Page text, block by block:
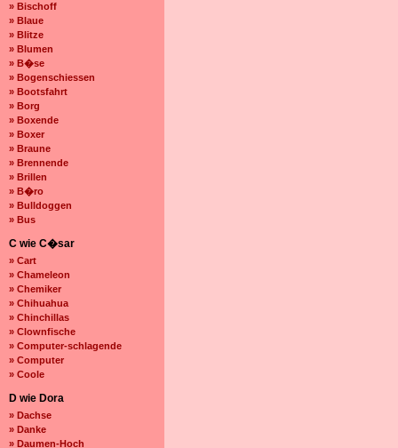
» Bischoff
» Blaue
» Blitze
» Blumen
» B�se
» Bogenschiessen
» Bootsfahrt
» Borg
» Boxende
» Boxer
» Braune
» Brennende
» Brillen
» B�ro
» Bulldoggen
» Bus
C wie C�sar
» Cart
» Chameleon
» Chemiker
» Chihuahua
» Chinchillas
» Clownfische
» Computer-schlagende
» Computer
» Coole
D wie Dora
» Dachse
» Danke
» Daumen-Hoch